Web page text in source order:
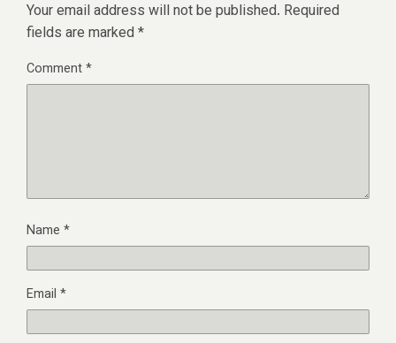
Your email address will not be published. Required
fields are marked *
Comment*
Name *
Email *